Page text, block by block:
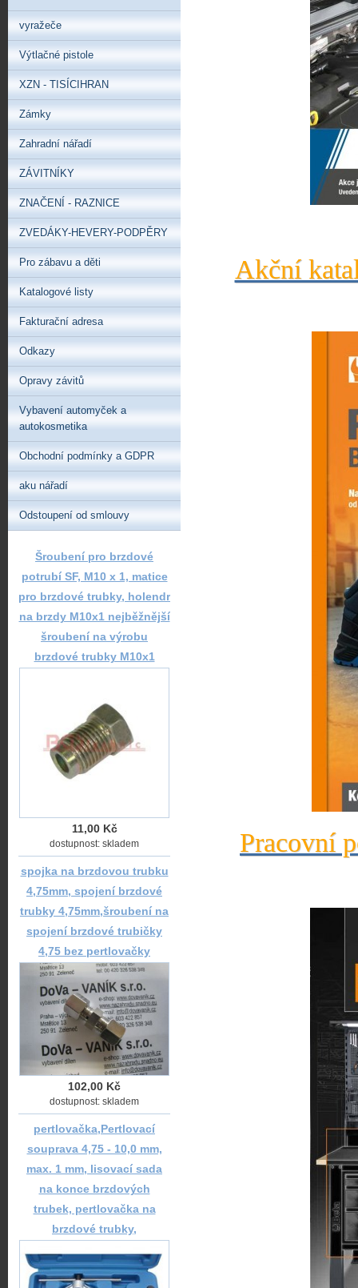
Akční
Pracovní
vyražeče
Výtlačné pistole
XZN - TISÍCIHRAN
Zámky
Zahradní nářadí
ZÁVITNÍKY
ZNAČENÍ - RAZNICE
ZVEDÁKY-HEVERY-PODPĚRY
Pro zábavu a děti
Katalogové listy
Fakturační adresa
Odkazy
Opravy závitů
Vybavení automyček a
autokosmetika
Obchodní podmínky a GDPR
aku nářadí
Odstoupení od smlouvy
Šroubení pro brzdové
potrubí SF, M10 x 1, matice
pro brzdové trubky, holendr
na brzdy M10x1 nejběžnější
šroubení na výrobu
brzdové trubky M10x1
11,00 Kč
dostupnost: skladem
spojka na brzdovou trubku
4,75mm, spojení brzdové
trubky 4,75mm,šroubení na
spojení brzdové trubičky
4,75 bez pertlovačky
102,00 Kč
dostupnost: skladem
pertlovačka,Pertlovací
souprava 4,75 - 10,0 mm,
max. 1 mm, lisovací sada
na konce brzdových
trubek, pertlovačka na
brzdové trubky,